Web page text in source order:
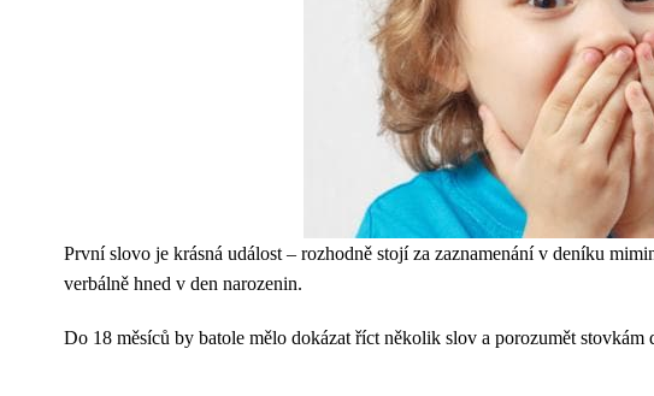
První slovo je krásná událost – rozhodně stojí za zaznamenání v deníku
verbálně hned v den narozenin.
Do 18 měsíců by batole mělo dokázat říct několik slov a porozumět